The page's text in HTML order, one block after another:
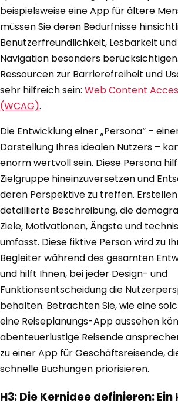
beispielsweise eine App für ältere
müssen Sie deren Bedürfnisse
Benutzerfreundlichkeit, Lesbarkeit
Navigation besonders
Ressourcen zur Barrierefreiheit und
sehr hilfreich sein: Web Content
(WCAG).
Die Entwicklung einer „Persona“ –
Darstellung Ihres idealen Nutzers –
enorm wertvoll sein. Diese Persona
Zielgruppe hineinzuversetzen und
deren Perspektive zu treffen. Erstellen
detaillierte Beschreibung, die
Ziele, Motivationen, Ängste und
umfasst. Diese fiktive Person wird zu
Begleiter während des gesamten
und hilft Ihnen, bei jeder Design- und
Funktionsentscheidung die
behalten. Betrachten Sie, wie eine
eine Reiseplanungs-App aussehen
abenteuerlustige Reisende
zu einer App für Geschäftsreisende,
schnelle Buchungen priorisieren.
H3: Die Kernidee definieren: Ein